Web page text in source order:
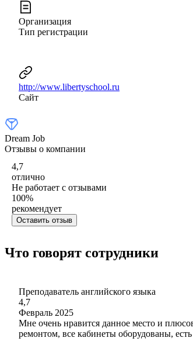
Организация
Тип регистрации
http://www.libertyschool.ru
Сайт
Dream Job
Отзывы о компании
4,7
отлично
Не работает с отзывами
100%
рекомендует
Оставить отзыв
Что говорят сотрудники
Преподаватель английского языка
4,7
Февраль 2025
Мне очень нравится данное место и
ремонтом, все кабинеты оборудованы,